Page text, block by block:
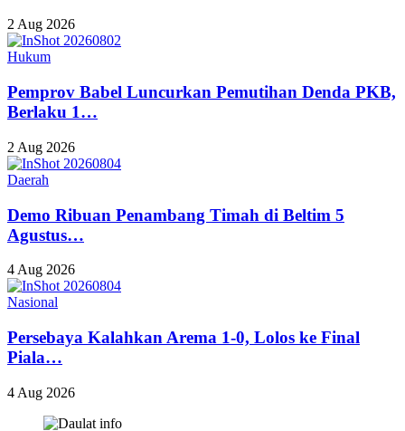
2 Aug 2026
Hukum
Pemprov Babel Luncurkan Pemutihan Denda PKB,
Berlaku 1…
2 Aug 2026
Daerah
Demo Ribuan Penambang Timah di Beltim 5
Agustus…
4 Aug 2026
Nasional
Persebaya Kalahkan Arema 1-0, Lolos ke Final
Piala…
4 Aug 2026